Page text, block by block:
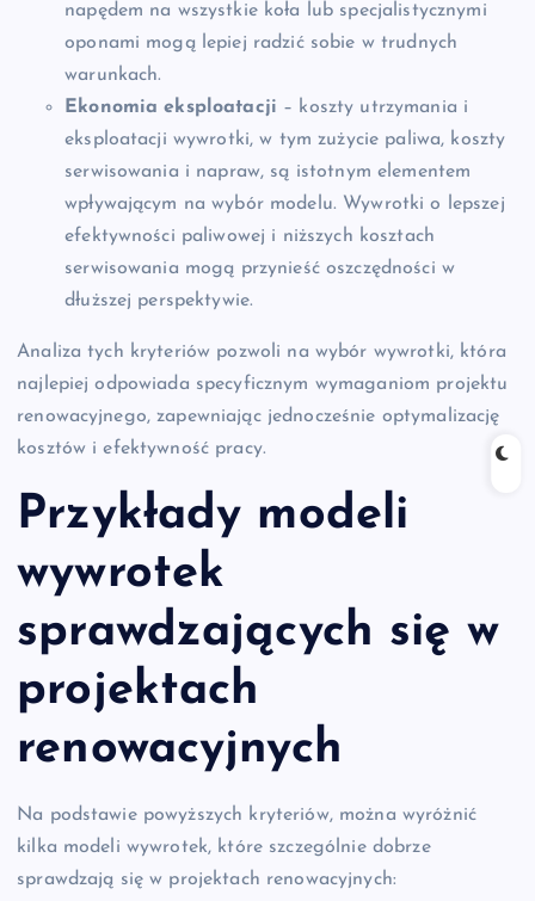
napędem na wszystkie koła lub specjalistycznymi
oponami mogą lepiej radzić sobie w trudnych
warunkach.
Ekonomia eksploatacji – koszty utrzymania i
eksploatacji wywrotki, w tym zużycie paliwa, koszty
serwisowania i napraw, są istotnym elementem
wpływającym na wybór modelu. Wywrotki o lepszej
efektywności paliwowej i niższych kosztach
serwisowania mogą przynieść oszczędności w
dłuższej perspektywie.
Analiza tych kryteriów pozwoli na wybór wywrotki, która
najlepiej odpowiada specyficznym wymaganiom projektu
renowacyjnego, zapewniając jednocześnie optymalizację
kosztów i efektywność pracy.
Przykłady modeli
wywrotek
sprawdzających się w
projektach
renowacyjnych
Na podstawie powyższych kryteriów, można wyróżnić
kilka modeli wywrotek, które szczególnie dobrze
sprawdzają się w projektach renowacyjnych: